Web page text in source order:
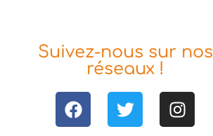
Suivez-nous sur nos
réseaux !